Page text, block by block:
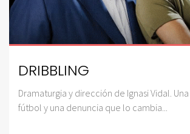
DRIBBLING
Dramaturgia y dirección de Ignasi Vidal.
fútbol y una denuncia que lo cambia...